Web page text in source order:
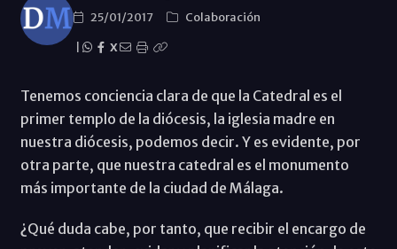
25/01/2017
Colaboración
X
Tenemos conciencia clara de que la Catedral es el
primer templo de la diócesis, la iglesia madre en
nuestra diócesis, podemos decir. Y es evidente, por
otra parte, que nuestra catedral es el monumento
más importante de la ciudad de Málaga.
¿Qué duda cabe, por tanto, que recibir el encargo de